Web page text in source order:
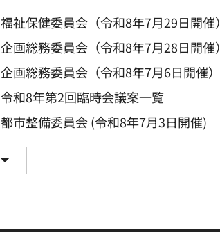
福祉保健委員会（令和8年7月29日開催）
企画総務委員会（令和8年7月28日開催）
企画総務委員会（令和8年7月6日開催）
令和8年第2回臨時会議案一覧
都市整備委員会 (令和8年7月3日開催)